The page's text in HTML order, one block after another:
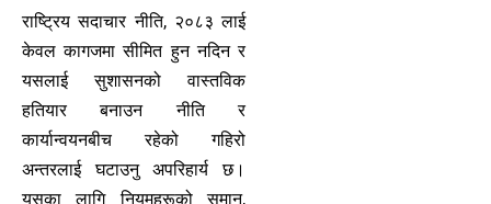
राष्ट्रिय सदाचार नीति, २०८३ लाई
केवल कागजमा सीमित हुन नदिन र
यसलाई सुशासनको वास्तविक
हतियार बनाउन नीति र
कार्यान्वयनबीच रहेको गहिरो
अन्तरलाई घटाउनु अपरिहार्य छ।
यसका लागि नियमहरूको समान,